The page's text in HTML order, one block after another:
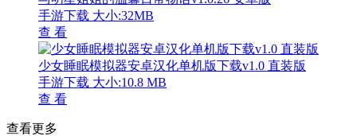
手游下载 大小:32MB
查 看
少女睡眠模拟器安卓汉化单机版下载v1.0 直装版
手游下载 大小:10.8 MB
查 看
查看更多